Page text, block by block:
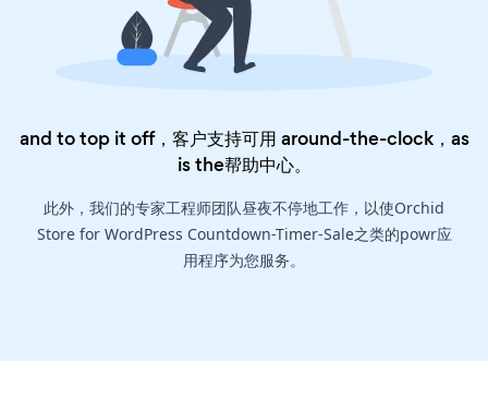
and to top it off，客户支持可用 around-the-clock，as
is the帮助中心。
此外，我们的专家工程师团队昼夜不停地工作，以使Orchid
Store for WordPress Countdown-Timer-Sale之类的powr应
用程序为您服务。